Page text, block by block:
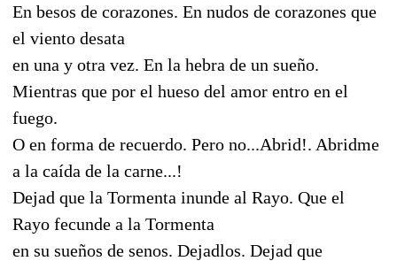
En besos de corazones. En nudos de corazones que
el viento desata
en una y otra vez. En la hebra de un sueño.
Mientras que por el hueso del amor entro en el
fuego.
O en forma de recuerdo. Pero no...Abrid!. Abridme
a la caída de la carne...!
Dejad que la Tormenta inunde al Rayo. Que el
Rayo fecunde a la Tormenta
en su sueños de senos. Dejadlos. Dejad que